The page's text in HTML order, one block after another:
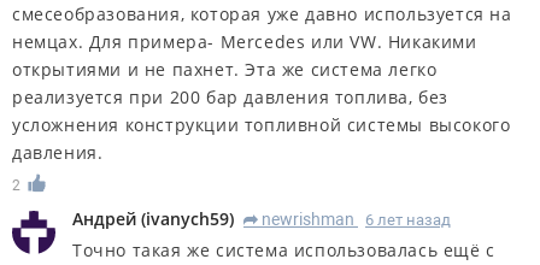
смесеобразования, которая уже давно используется на
немцах. Для примера- Mercedes или VW. Никакими
открытиями и не пахнет. Эта же система легко
реализуется при 200 бар давления топлива, без
усложнения конструкции топливной системы высокого
давления.
2
Андрей (ivanych59) R newrishman 6 лет назад
Точно такая же система использовалась ещё с